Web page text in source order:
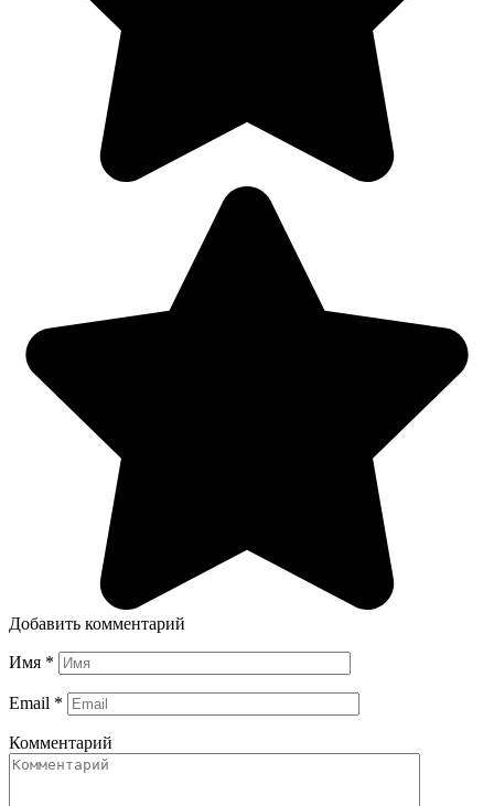
Добавить комментарий
Имя *
Email *
Комментарий